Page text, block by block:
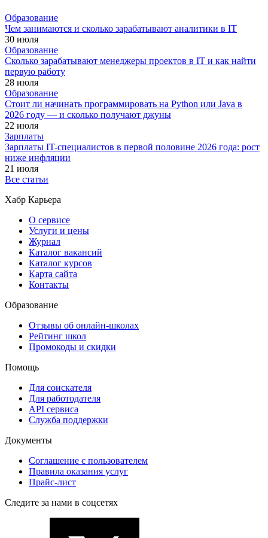
Образование
Чем занимаются и сколько зарабатывают аналитики в IT
30 июля
Образование
Сколько зарабатывают менеджеры проектов в IT и как найти
первую работу
28 июля
Образование
Стоит ли начинать программировать на Python или Java в
2026 году — и сколько получают джуны
22 июля
Зарплаты
Зарплаты IT-специалистов в первой половине 2026 года: рост
ниже инфляции
21 июля
Все статьи
Хабр Карьера
О сервисе
Услуги и цены
Журнал
Каталог вакансий
Каталог курсов
Карта сайта
Контакты
Образование
Отзывы об онлайн-школах
Рейтинг школ
Промокоды и скидки
Помощь
Для соискателя
Для работодателя
API сервиса
Служба поддержки
Документы
Соглашение с пользователем
Правила оказания услуг
Прайс-лист
Следите за нами в соцсетях